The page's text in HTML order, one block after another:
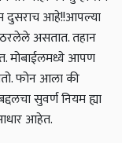
दुसराच आहे!!आपल्या
ठरलेले असतात. तहान
मोबाईलमध्ये आपण
फोन आला की
सुवर्ण नियम ह्या
आहेत.